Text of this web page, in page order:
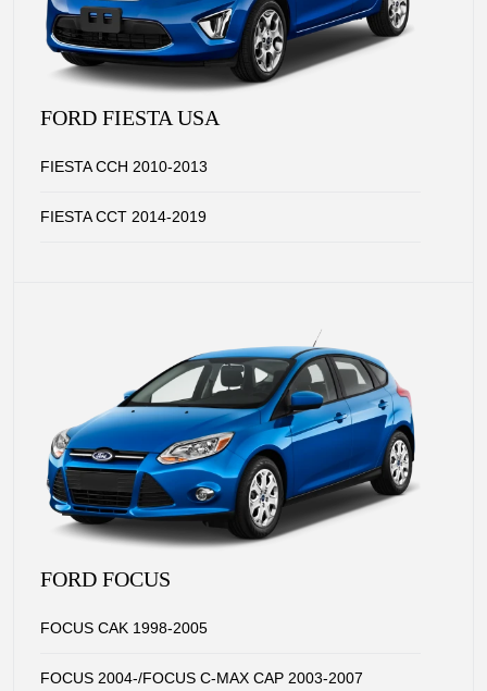
FORD FIESTA USA
FIESTA CCH 2010-2013
FIESTA CCT 2014-2019
FORD FOCUS
FOCUS CAK 1998-2005
FOCUS 2004-/FOCUS C-MAX CAP 2003-2007